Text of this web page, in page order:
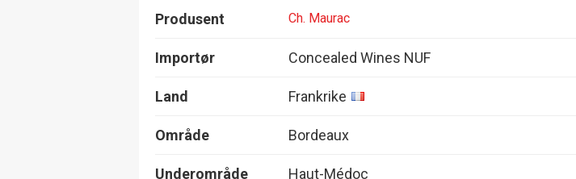
Produsent Ch. Maurac
Importør Concealed Wines NUF
Land Frankrike
Område Bordeaux
Underområde Haut-Médoc